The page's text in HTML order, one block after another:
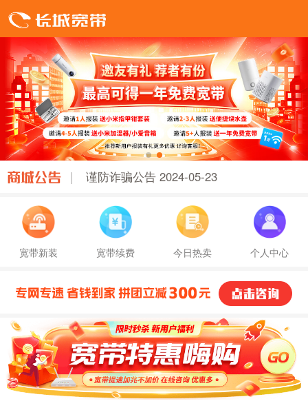
| 谨防诈骗公告 2024-05-23
宽带新装 宽带续费 今日热卖 个人中心